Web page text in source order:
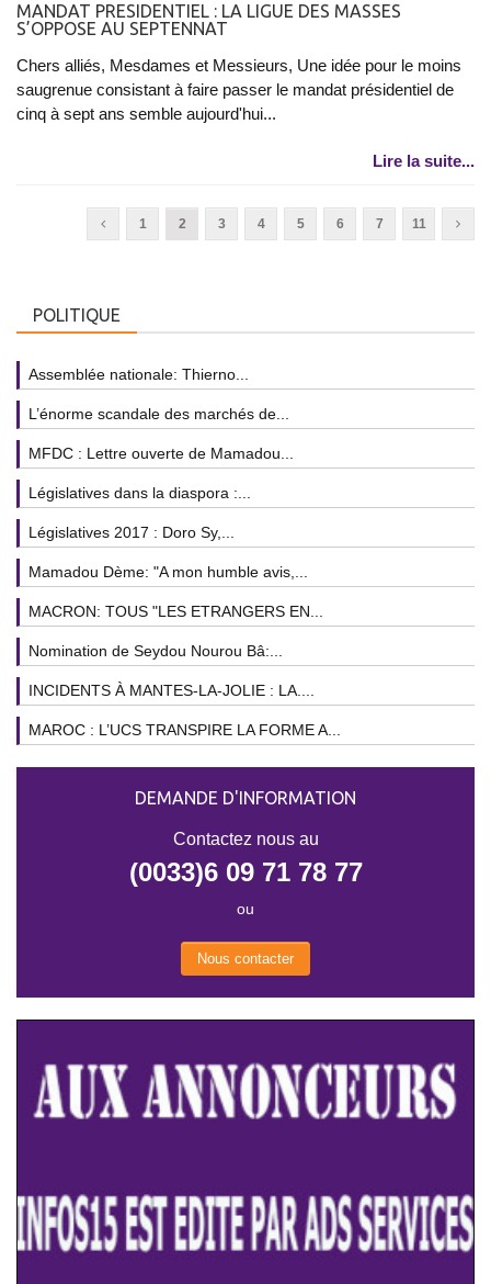
MANDAT PRESIDENTIEL : LA LIGUE DES MASSES
S’OPPOSE AU SEPTENNAT
Chers alliés, Mesdames et Messieurs, Une idée pour le moins
saugrenue consistant à faire passer le mandat présidentiel de
cinq à sept ans semble aujourd'hui...
Lire la suite...
1 2 3 4 5 6 7 11
POLITIQUE
Assemblée nationale: Thierno...
L’énorme scandale des marchés de...
MFDC : Lettre ouverte de Mamadou...
Législatives dans la diaspora :...
Législatives 2017 : Doro Sy,...
Mamadou Dème: "A mon humble avis,...
MACRON: TOUS "LES ETRANGERS EN...
Nomination de Seydou Nourou Bâ:...
INCIDENTS À MANTES-LA-JOLIE : LA....
MAROC : L’UCS TRANSPIRE LA FORME A...
DEMANDE D'INFORMATION
Contactez nous au
(0033)6 09 71 78 77
ou
Nous contacter